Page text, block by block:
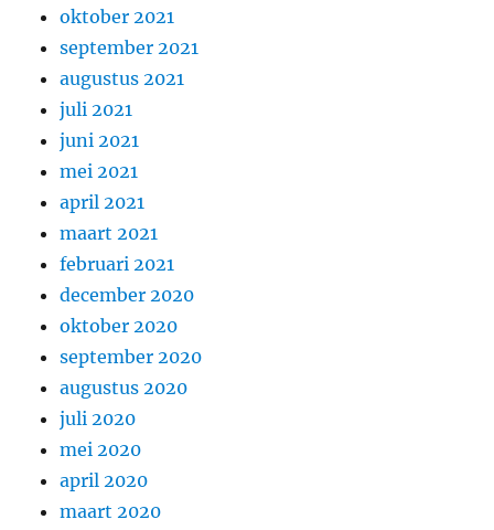
oktober 2021
september 2021
augustus 2021
juli 2021
juni 2021
mei 2021
april 2021
maart 2021
februari 2021
december 2020
oktober 2020
september 2020
augustus 2020
juli 2020
mei 2020
april 2020
maart 2020